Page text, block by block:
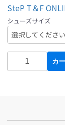
SteP T＆F
シューズサイズ
カ